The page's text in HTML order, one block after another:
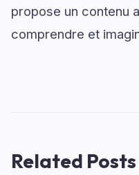
propose un contenu
comprendre et
Related Posts